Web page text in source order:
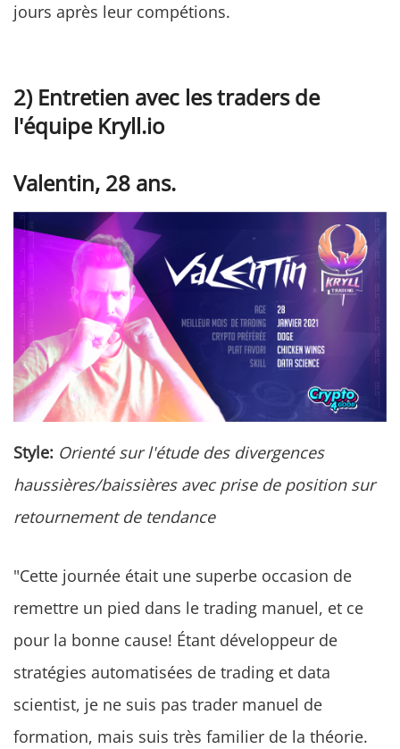
jours après leur compétions.
2) Entretien avec les traders de
l'équipe Kryll.io
Valentin, 28 ans.
Style: Orienté sur l'étude des divergences
haussières/baissières avec prise de position sur
retournement de tendance
"Cette journée était une superbe occasion de
remettre un pied dans le trading manuel, et ce
pour la bonne cause! Étant développeur de
stratégies automatisées de trading et data
scientist, je ne suis pas trader manuel de
formation, mais suis très familier de la théorie.